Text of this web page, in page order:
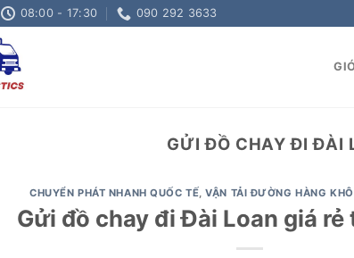
08:00 - 17:30 090 292 3633
GỬI ĐỒ CHAY ĐI ĐÀI
CHUYỂN PHÁT NHANH QUỐC TẾ,VẬN TẢI ĐƯỜNG HÀNG
Gửi đồ chay đi Đài Loan giá rẻ